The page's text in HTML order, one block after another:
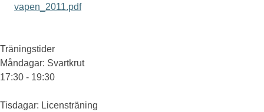
vapen_2011.pdf
Träningstider
Måndagar: Svartkrut
17:30 - 19:30
Tisdagar: Licensträning